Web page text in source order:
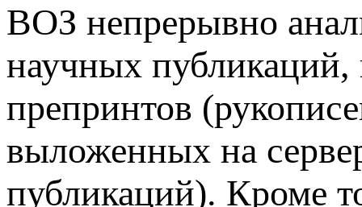
ВОЗ непрерывно
научных
препринтов
выложенных на
публикаций). Кроме